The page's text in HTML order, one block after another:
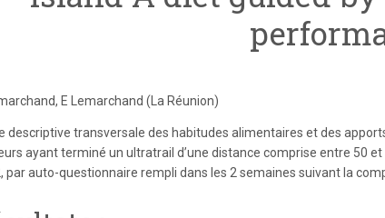
E Lemarchand (La Réunion)
descriptive transversale des habitudes alimentaires et des
ayant terminé un ultratrail d’une distance comprise entre 50
par auto-questionnaire rempli dans les 2 semaines suivant la